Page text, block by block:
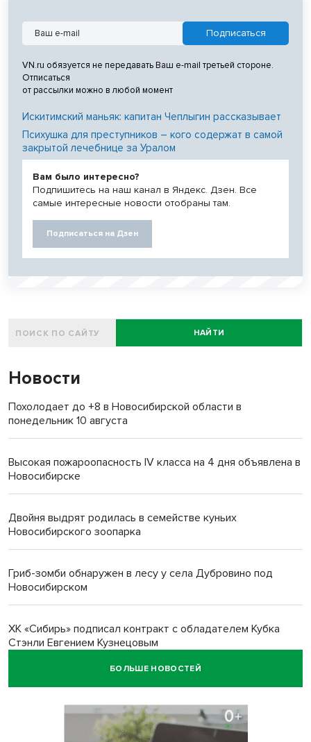
VN.ru обязуется не передавать Ваш e-mail третьей стороне.
Отписаться
от рассылки можно в любой момент
Искитимский маньяк: капитан Чеплыгин рассказывает
Психушка для преступников – кого содержат в самой
закрытой лечебнице за Уралом
Вам было интересно?
Подпишитесь на наш канал в Яндекс. Дзен. Все
самые интересные новости отобраны там.
Подписаться на Дзен
НАЙТИ
Новости
Похолодает до +8 в Новосибирской области в
понедельник 10 августа
Высокая пожароопасность IV класса на 4 дня объявлена в
Новосибирске
Двойня выдрят родилась в семействе куньих
Новосибирского зоопарка
Гриб-зомби обнаружен в лесу у села Дубровино под
Новосибирском
ХК «Сибирь» подписал контракт с обладателем Кубка
Стэнли Евгением Кузнецовым
БОЛЬШЕ НОВОСТЕЙ